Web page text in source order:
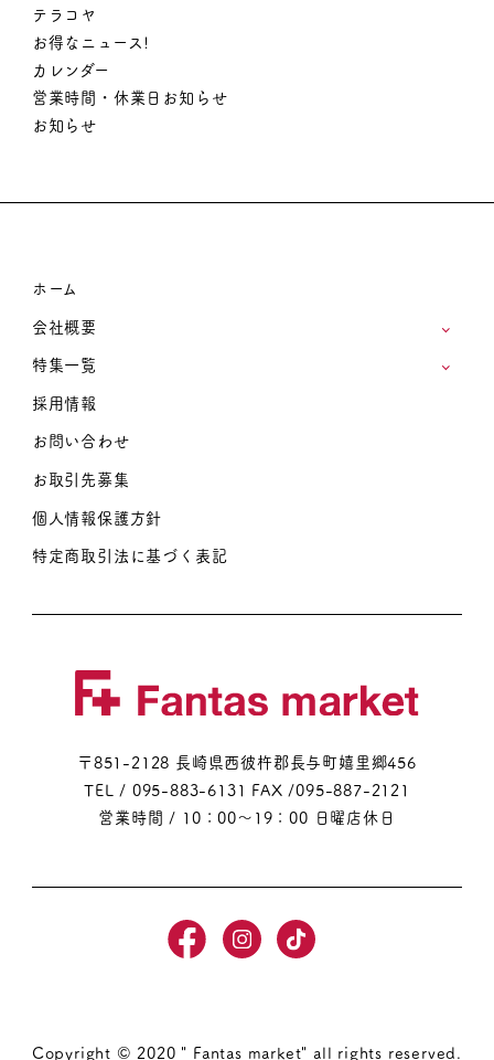
テラコヤ
お得なニュース!
カレンダー
営業時間・休業日お知らせ
お知らせ
ホーム
会社概要
特集一覧
採用情報
お問い合わせ
お取引先募集
個人情報保護方針
特定商取引法に基づく表記
〒851-2128 長崎県西彼杵郡長与町嬉里郷456
TEL / 095-883-6131 FAX /095-887-2121
営業時間 / 10：00～19：00 日曜店休日
Copyright © 2020 " Fantas market" all rights reserved.